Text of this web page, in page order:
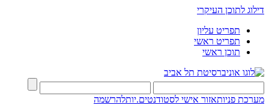
דילוג לתוכן העיקרי
תפריט עליון
תפריט ראשי
תוכן ראשי
מערכת פניותאזור אישי לסטודנטים.יותלהרשמה